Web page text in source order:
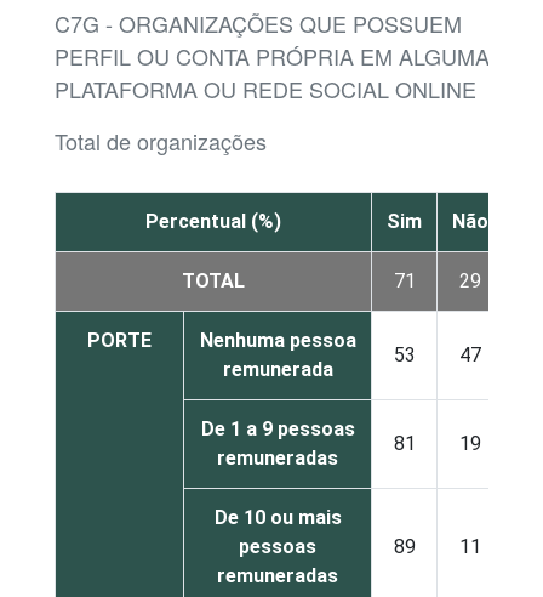
C7G - ORGANIZAÇÕES QUE POSSUEM
PERFIL OU CONTA PRÓPRIA EM ALGUMA
PLATAFORMA OU REDE SOCIAL ONLINE
Total de organizações
Percentual (%) Sim Não
TOTAL 71 29
PORTE
Nenhuma pessoa
remunerada
53 47
De 1 a 9 pessoas
remuneradas
81 19
De 10 ou mais
pessoas
remuneradas
89 11